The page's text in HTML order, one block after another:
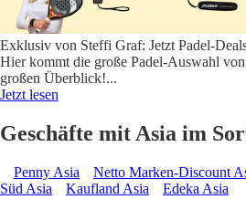
Exklusiv von Steffi Graf: Jetzt Padel-
Hier kommt die große Padel-Auswahl
großen Überblick!...
Jetzt lesen
Geschäfte mit Asia im
Penny Asia Netto Marken-Discount
Süd Asia
Kaufland Asia Edeka Asia